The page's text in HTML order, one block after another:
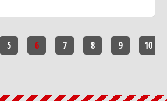
5 6 7 8 9 10